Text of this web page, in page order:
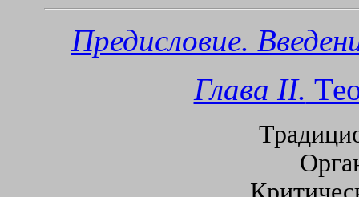
Предисловие.
Глава II.